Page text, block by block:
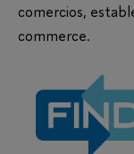
comercios,
commerce.